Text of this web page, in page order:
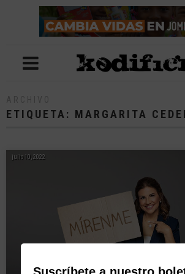
ETIQUETA: MARGARITA
julio 10, 2022